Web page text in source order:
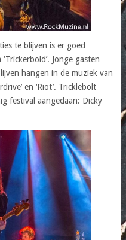
te blijven is er goed
Jonge gasten
hangen in de muziek van
en ‘Riot’. Tricklebolt
festival aangedaan: Dicky